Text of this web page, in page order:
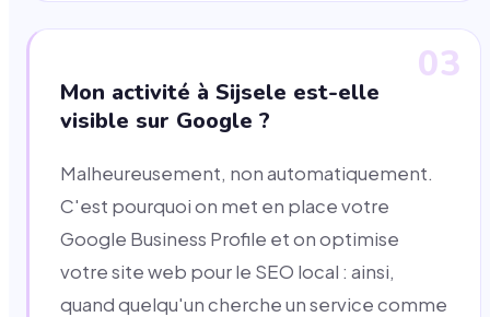
03
Mon activité à Sijsele est-elle
visible sur Google ?
Malheureusement, non automatiquement.
C'est pourquoi on met en place votre
Google Business Profile et on optimise
votre site web pour le SEO local : ainsi,
quand quelqu'un cherche un service comme